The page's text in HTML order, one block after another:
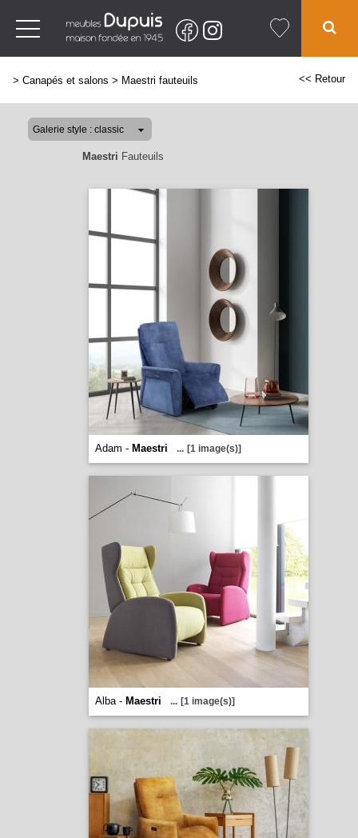
> Canapés et salons > Maestri fauteuils << Retour
Maestri Fauteuils
Adam - Maestri ... [1 image(s)]
Alba - Maestri ... [1 image(s)]